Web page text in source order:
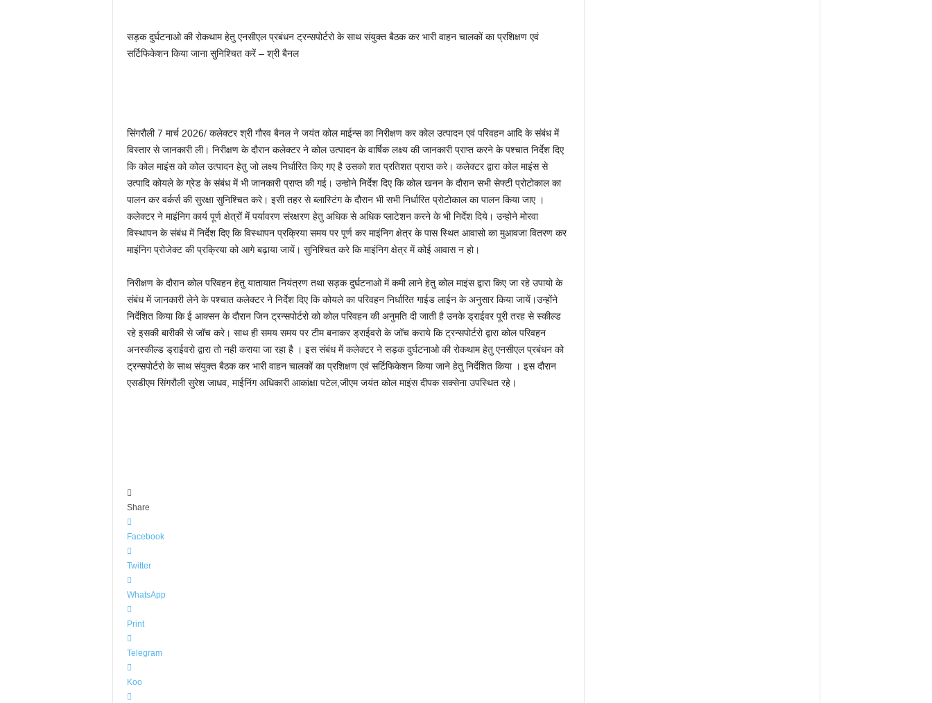
सड़क दुर्घटनाओ की रोकथाम हेतु एनसीएल प्रबंधन ट्रन्सपोर्टरो के साथ संयुक्त बैठक कर भारी वाहन चालकों का प्रशिक्षण एवं
सर्टिफिकेशन किया जाना सुनिश्चित करें – श्री बैनल
सिंगरौली 7 मार्च 2026/ कलेक्टर श्री गौरव बैनल ने जयंत कोल माईन्स का निरीक्षण कर कोल उत्पादन एवं परिवहन आदि के संबंध में
विस्तार से जानकारी ली। निरीक्षण के दौरान कलेक्टर ने कोल उत्पादन के वार्षिक लक्ष्य की जानकारी प्राप्त करने के पश्चात निर्देश दिए
कि कोल माइंस को कोल उत्पादन हेतु जो लक्ष्य निर्धारित किए गए है उसको शत प्रतिशत प्राप्त करे। कलेक्टर द्वारा कोल माइंस से
उत्पादि कोयले के ग्रेड के संबंध में भी जानकारी प्राप्त की गई। उन्होने निर्देश दिए कि कोल खनन के दौरान सभी सेफ्टी प्रोटोकाल का
पालन कर वर्कर्स की सुरक्षा सुनिश्चित करे। इसी तहर से ब्लास्टिंग के दौरान भी सभी निर्धारित प्रोटोकाल का पालन किया जाए ।
कलेक्टर ने माइंनिग कार्य पूर्ण क्षेत्रों में पर्यावरण संरक्षरण हेतु अधिक से अधिक प्लाटेशन करने के भी निर्देश दिये। उन्होने मोरवा
विस्थापन के संबंध में निर्देश दिए कि विस्थापन प्रक्रिया समय पर पूर्ण कर माइंनिग क्षेत्र के पास स्थित आवासो का मुआवजा वितरण कर
माइंनिग प्रोजेक्ट की प्रक्रिया को आगे बढ़ाया जायें। सुनिश्चित करे कि माइंनिग क्षेत्र में कोई आवास न हो।
निरीक्षण के दौरान कोल परिवहन हेतु यातायात नियंत्रण तथा सड़क दुर्घटनाओ में कमी लाने हेतु कोल माइंस द्वारा किए जा रहे उपायो के
संबंध में जानकारी लेने के पश्चात कलेक्टर ने निर्देश दिए कि कोयले का परिवहन निर्धारित गाईड लाईन के अनुसार किया जायें।उन्होंने
निर्देशित किया कि ई आक्सन के दौरान जिन ट्रन्सपोर्टरो को कोल परिवहन की अनुमति दी जाती है उनके ड्राईवर पूरी तरह से स्कील्ड
रहे इसकी बारीकी से जॉच करे। साथ ही समय समय पर टीम बनाकर ड्राईवरो के जॉच कराये कि ट्रन्सपोर्टरो द्वारा कोल परिवहन
अनस्कील्ड ड्राईवरो द्वारा तो नही कराया जा रहा है । इस संबंध में कलेक्टर ने सड़क दुर्घटनाओ की रोकथाम हेतु एनसीएल प्रबंधन को
ट्रन्सपोर्टरो के साथ संयुक्त बैठक कर भारी वाहन चालकों का प्रशिक्षण एवं सर्टिफिकेशन किया जाने हेतु निर्देशित किया । इस दौरान
एसडीएम सिंगरौली सुरेश जाधव, माईनिंग अधिकारी आकांक्षा पटेल,जीएम जयंत कोल माइंस दीपक सक्सेना उपस्थित रहे।
Share
Facebook
Twitter
WhatsApp
Print
Telegram
Koo